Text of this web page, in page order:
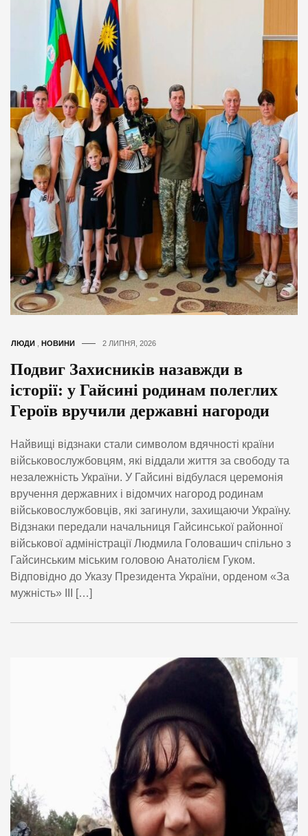
ЛЮДИ , НОВИНИ 2 ЛИПНЯ, 2026
Подвиг Захисників назавжди в
історії: у Гайсині родинам полеглих
Героїв вручили державні нагороди
Найвищі відзнаки стали символом вдячності країни
військовослужбовцям, які віддали життя за свободу та
незалежність України. У Гайсині відбулася церемонія
вручення державних і відомчих нагород родинам
військовослужбовців, які загинули, захищаючи Україну.
Відзнаки передали начальниця Гайсинської районної
військової адміністрації Людмила Головашич спільно з
Гайсинським міським головою Анатолієм Гуком.
Відповідно до Указу Президента України, орденом «За
мужність» ІІІ […]